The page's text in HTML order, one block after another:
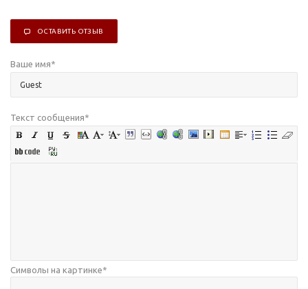
ОСТАВИТЬ ОТЗЫВ
Ваше имя*
Текст сообщения*
Символы на картинке*